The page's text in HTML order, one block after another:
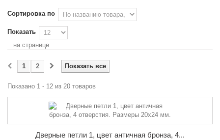
Сортировка по
Показать
на странице
Показать все
1 2
Показано 1 - 12 из 20 товаров
Дверные петли 1, цвет античная бронза, 4...